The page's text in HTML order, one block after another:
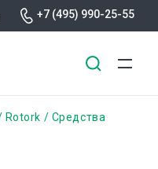
+7 (495) 990-25-55
Rotork
Средства